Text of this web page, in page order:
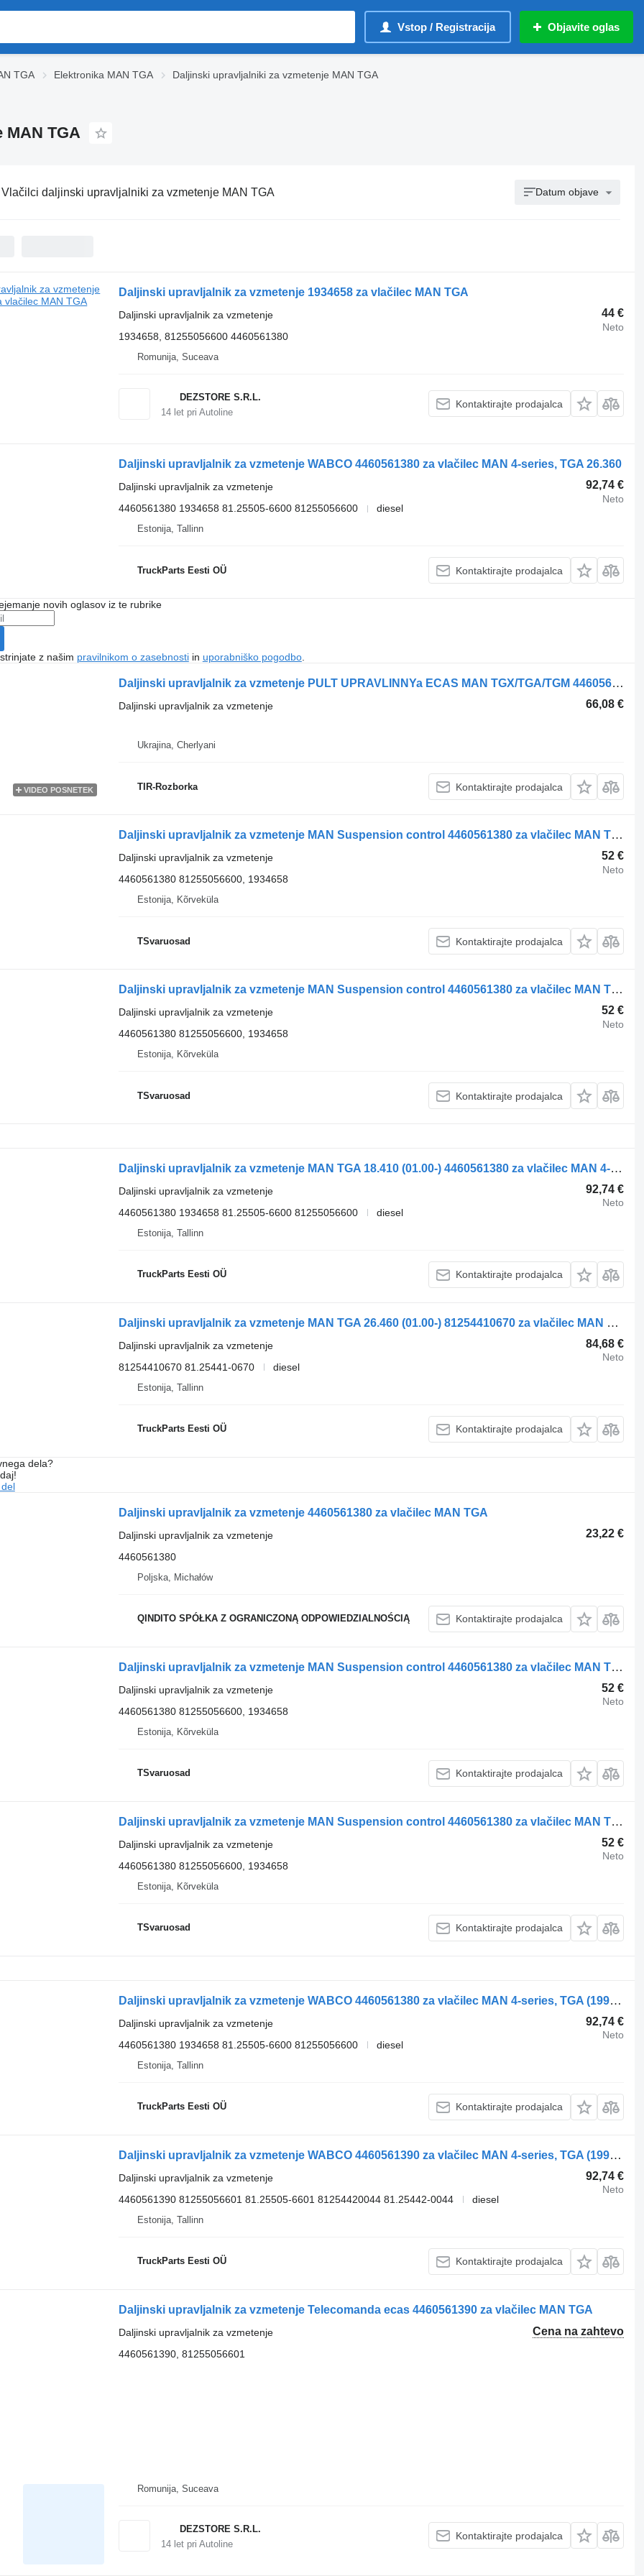
Vstop / Registracija Objavite oglas
TGA Elektronika MAN TGA
Daljinski upravljalniki za vzmetenje MAN TGA
TGA
Vlačilci daljinski upravljalniki za vzmetenje MAN TGA Datum objave
Daljinski upravljalnik za vzmetenje 1934658 za vlačilec MAN TGA
44 €
Neto
Daljinski upravljalnik za vzmetenje
1934658, 81255056600 4460561380
Romunija, Suceava
DEZSTORE S.R.L.
14let pri Autoline
Kontaktirajte prodajalca
Daljinski upravljalnik za vzmetenje WABCO 4460561380 za vlačilec MAN 4-series, TGA 26.360
92,74 €
Neto
Daljinski upravljalnik za vzmetenje
4460561380 1934658 81.25505-6600 81255056600
diesel
Estonija, Tallinn
TruckParts Eesti OÜ Kontaktirajte prodajalca
novih oglasov iz te rubrike
z našim pravilnikom o zasebnostiin uporabniško pogodbo.
VIDEO POSNETEK
Daljinski upravljalnik za vzmetenje PULT UPRAVLINNYa ECAS MAN TGX/TGA/TGM 4460561380 za vlačilec MAN TGX/TGA/TGM
66,08 €
Daljinski upravljalnik za vzmetenje
Ukrajina, Cherlyani
TIR-Rozborka Kontaktirajte prodajalca
Daljinski upravljalnik za vzmetenje MAN Suspension control 4460561380 za vlačilec MAN TGA 18.430
52 €
Neto
Daljinski upravljalnik za vzmetenje
4460561380 81255056600, 1934658
Estonija, Kõrveküla
TSvaruosad Kontaktirajte prodajalca
Daljinski upravljalnik za vzmetenje MAN Suspension control 4460561380 za vlačilec MAN TGA 18.480
52 €
Neto
Daljinski upravljalnik za vzmetenje
4460561380 81255056600, 1934658
Estonija, Kõrveküla
TSvaruosad Kontaktirajte prodajalca
Daljinski upravljalnik za vzmetenje MAN TGA 18.410 (01.00-) 4460561380 za vlačilec MAN 4-series, TGA (1993-2009)
92,74 €
Neto
Daljinski upravljalnik za vzmetenje
4460561380 1934658 81.25505-6600 81255056600
diesel
Estonija, Tallinn
TruckParts Eesti OÜ Kontaktirajte prodajalca
Daljinski upravljalnik za vzmetenje MAN TGA 26.460 (01.00-) 81254410670 za vlačilec MAN 4-series, TGA (1993-2009)
84,68 €
Neto
Daljinski upravljalnik za vzmetenje
81254410670 81.25441-0670
diesel
Estonija, Tallinn
TruckParts Eesti OÜ Kontaktirajte prodajalca
dela?
Daljinski upravljalnik za vzmetenje 4460561380 za vlačilec MAN TGA
23,22 €
Daljinski upravljalnik za vzmetenje
4460561380
Poljska, Michałów
QINDITO SPÓŁKA Z OGRANICZONĄ ODPOWIEDZIALNOŚCIĄ Kontaktirajte prodajalca
Daljinski upravljalnik za vzmetenje MAN Suspension control 4460561380 za vlačilec MAN TGA
52 €
Neto
Daljinski upravljalnik za vzmetenje
4460561380 81255056600, 1934658
Estonija, Kõrveküla
TSvaruosad Kontaktirajte prodajalca
Daljinski upravljalnik za vzmetenje MAN Suspension control 4460561380 za vlačilec MAN TGA
52 €
Neto
Daljinski upravljalnik za vzmetenje
4460561380 81255056600, 1934658
Estonija, Kõrveküla
TSvaruosad Kontaktirajte prodajalca
Daljinski upravljalnik za vzmetenje WABCO 4460561380 za vlačilec MAN 4-series, TGA (1993-2009)
92,74 €
Neto
Daljinski upravljalnik za vzmetenje
4460561380 1934658 81.25505-6600 81255056600
diesel
Estonija, Tallinn
TruckParts Eesti OÜ Kontaktirajte prodajalca
Daljinski upravljalnik za vzmetenje WABCO 4460561390 za vlačilec MAN 4-series, TGA (1993-2009)
92,74 €
Neto
Daljinski upravljalnik za vzmetenje
4460561390 81255056601 81.25505-6601 81254420044 81.25442-0044
diesel
Estonija, Tallinn
TruckParts Eesti OÜ Kontaktirajte prodajalca
Daljinski upravljalnik za vzmetenje Telecomanda ecas 4460561390 za vlačilec MAN TGA
Cena na zahtevo
Daljinski upravljalnik za vzmetenje
4460561390, 81255056601
Romunija, Suceava
DEZSTORE S.R.L.
14let pri Autoline
Kontaktirajte prodajalca